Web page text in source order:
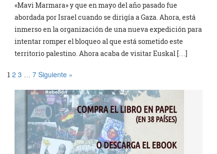
«Mavi Marmara» y que en mayo del año pasado fue
abordada por Israel cuando se dirigía a Gaza. Ahora, está
inmerso en la organización de una nueva expedición para
intentar romper el bloqueo al que está sometido este
territorio palestino. Ahora acaba de visitar Euskal […]
1 2 3 … 7 Siguiente »